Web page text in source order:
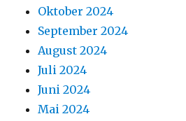
Oktober 2024
September 2024
August 2024
Juli 2024
Juni 2024
Mai 2024